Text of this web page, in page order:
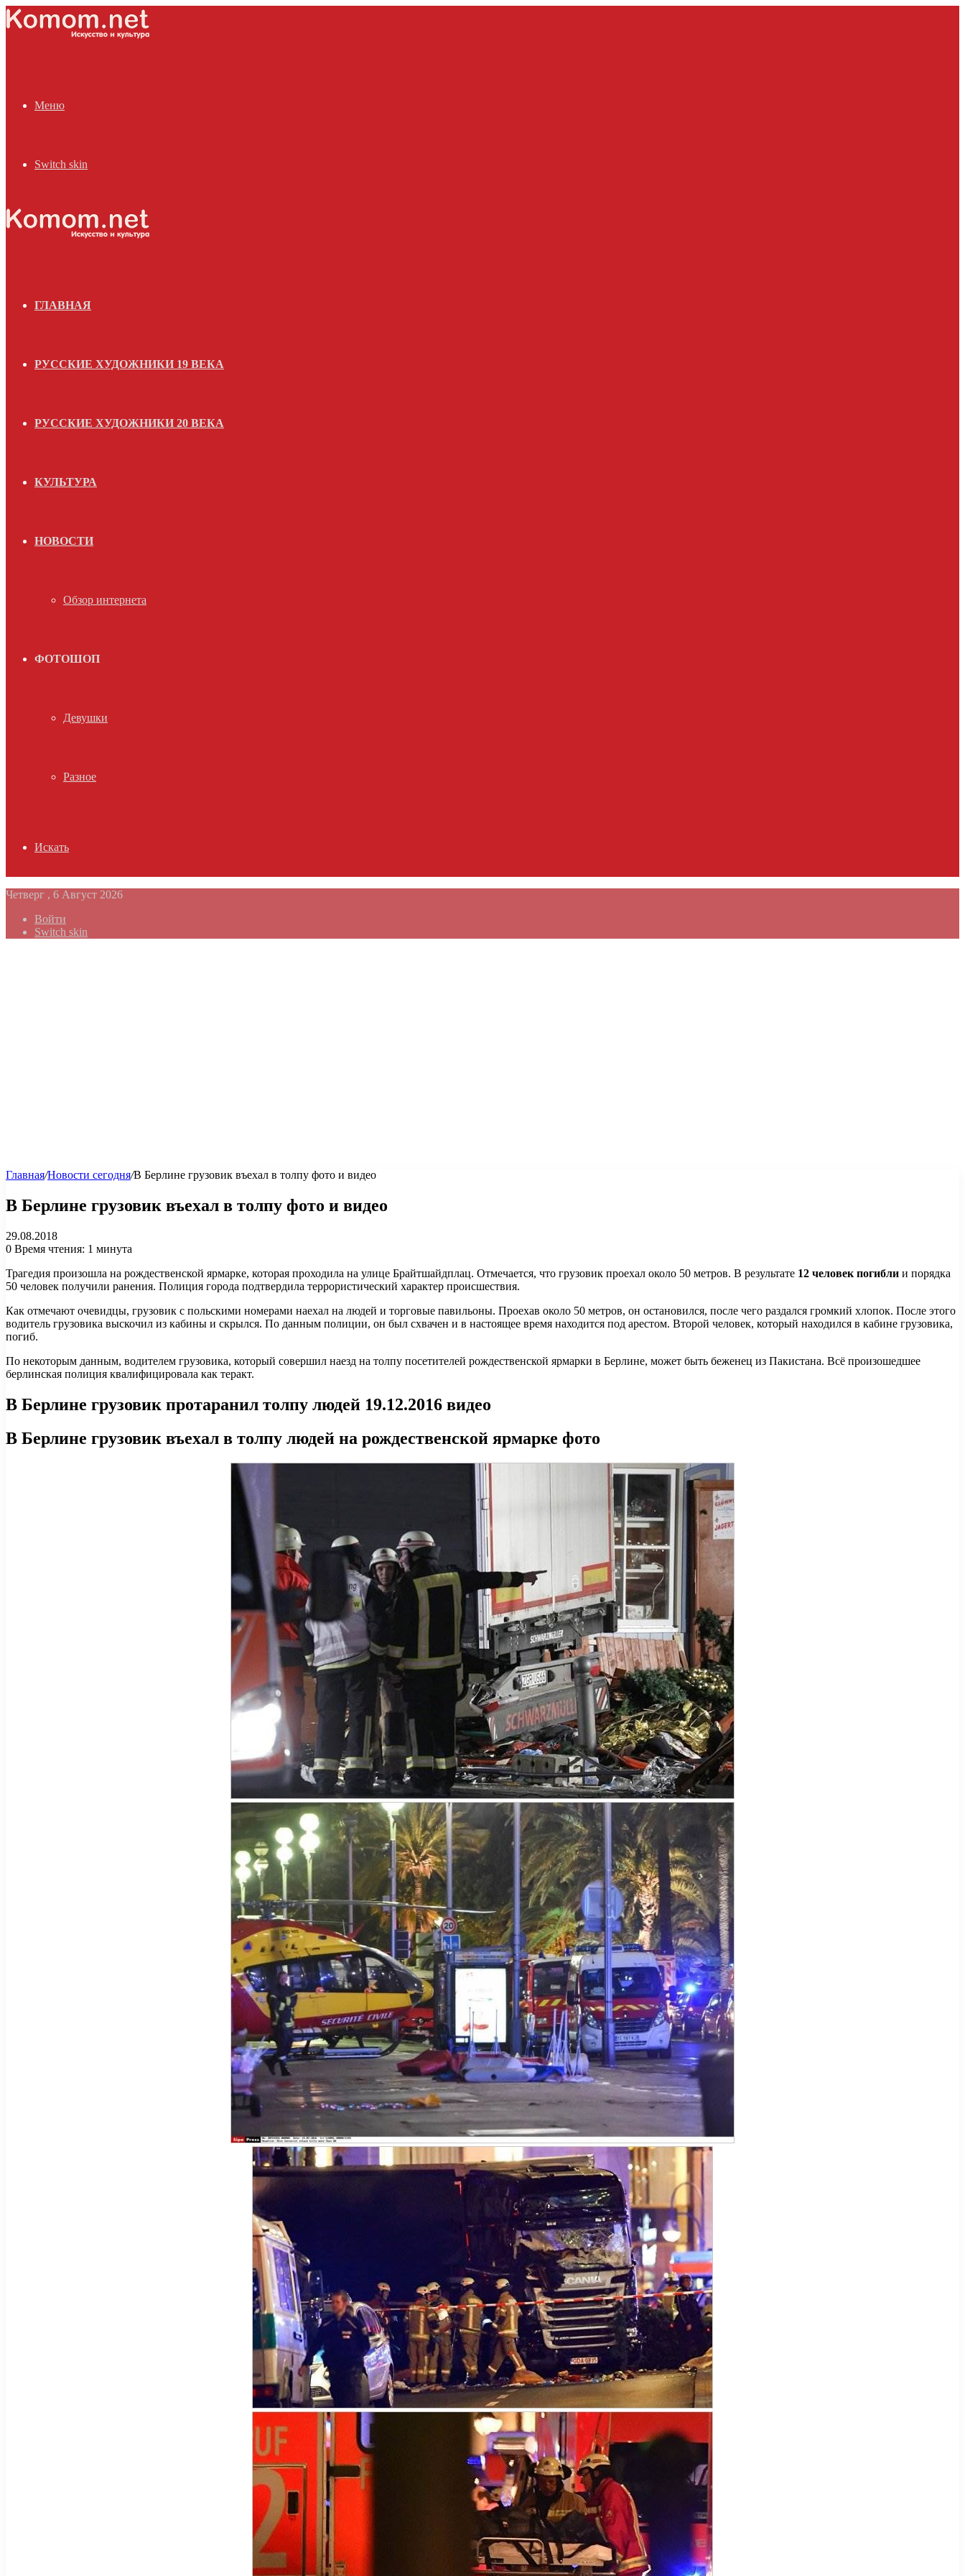
Меню
Switch skin
ГЛАВНАЯ
РУССКИЕ ХУДОЖНИКИ 19 ВЕКА
РУССКИЕ ХУДОЖНИКИ 20 ВЕКА
КУЛЬТУРА
НОВОСТИ
Обзор интернета
ФОТОШОП
Девушки
Разное
Искать
Четверг , 6 Август 2026
Войти
Switch skin
Главная/Новости сегодня/В Берлине грузовик въехал в толпу фото и видео
В Берлине грузовик въехал в толпу фото и видео
29.08.2018
0 Время чтения: 1 минута
Трагедия произошла на рождественской ярмарке, которая проходила на улице Брайтшайдплац. Отмечается, что грузовик проехал около 50 метров. В результате 12 человек погибли и порядка
50 человек получили ранения. Полиция города подтвердила террористический характер происшествия.
Как отмечают очевидцы, грузовик с польскими номерами наехал на людей и торговые павильоны. Проехав около 50 метров, он остановился, после чего раздался громкий хлопок. После этого
водитель грузовика выскочил из кабины и скрылся. По данным полиции, он был схвачен и в настоящее время находится под арестом. Второй человек, который находился в кабине грузовика,
погиб.
По некоторым данным, водителем грузовика, который совершил наезд на толпу посетителей рождественской ярмарки в Берлине, может быть беженец из Пакистана. Всё произошедшее
берлинская полиция квалифицировала как теракт.
В Берлине грузовик протаранил толпу людей 19.12.2016 видео
В Берлине грузовик въехал в толпу людей на рождественской ярмарке фото